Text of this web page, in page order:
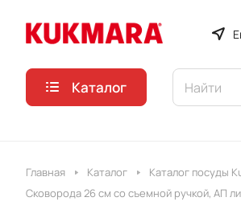
Каталог
Главная Каталог Каталог посуды
Сковорода 26 см со съемной ручкой, АП